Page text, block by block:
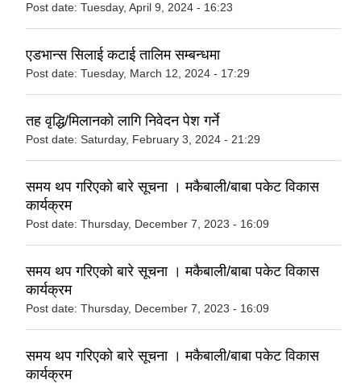
Post date: Tuesday, April 9, 2024 - 16:23
एडभान्स सिलाई कटाई तालिम सम्बन्धमा
Post date: Tuesday, March 12, 2024 - 17:29
तह वृद्धि/मिलानको लागि निवेदन पेश गर्ने
Post date: Saturday, February 3, 2024 - 21:29
समय थप गरिएको बारे सूचना । मकैबाली/बाबा पकेट विकास
कार्यक्रम
Post date: Thursday, December 7, 2023 - 16:09
समय थप गरिएको बारे सूचना । मकैबाली/बाबा पकेट विकास
कार्यक्रम
Post date: Thursday, December 7, 2023 - 16:09
समय थप गरिएको बारे सूचना । मकैबाली/बाबा पकेट विकास
कार्यक्रम